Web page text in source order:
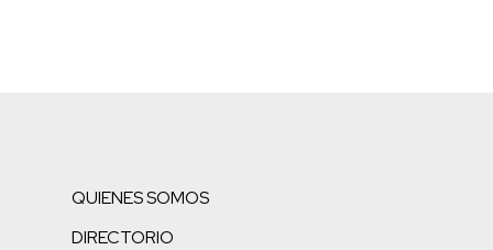
QUIENES SOMOS
DIRECTORIO